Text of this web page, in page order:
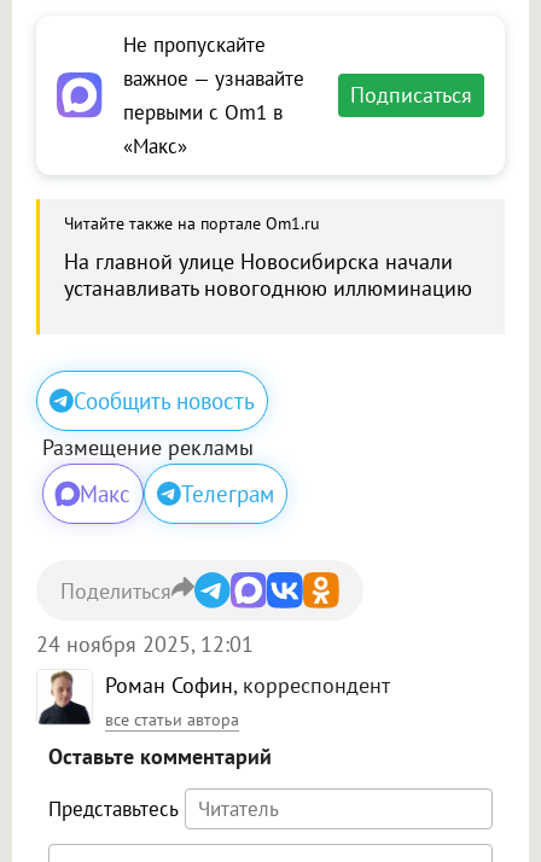
Не пропускайте
важное — узнавайте
первыми с Om1 в
«Макс»
Подписаться
Читайте также на портале Om1.ru
На главной улице Новосибирска начали
устанавливать новогоднюю иллюминацию
Сообщить новость
Размещение рекламы
Макс Телеграм
Роман Софин, корреспондент
все статьи автора
24 ноября 2025, 12:01
Поделиться
Оставьте комментарий
Представьтесь